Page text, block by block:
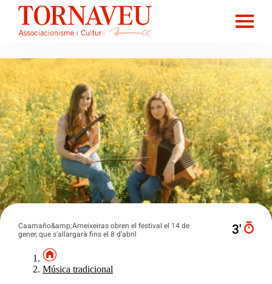
Caamaño&amp;Ameixeiras obren el festival el 14 de
gener, que s’allargarà fins el 8 d’abril
3′
Música tradicional